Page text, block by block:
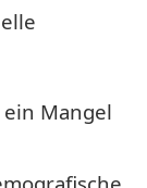
Mangel